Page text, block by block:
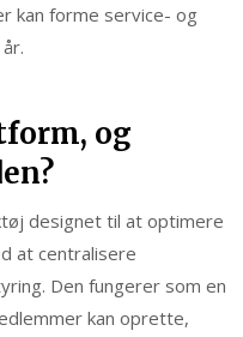
kan forme service- og
og
designet til at optimere
at centralisere
Den fungerer som en
kan oprette,